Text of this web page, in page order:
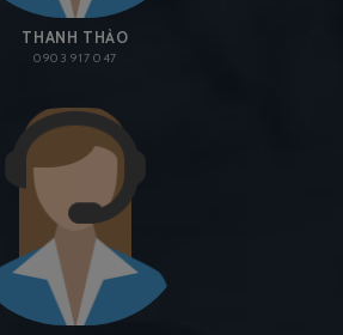
THANH THẢO
0903 917 047